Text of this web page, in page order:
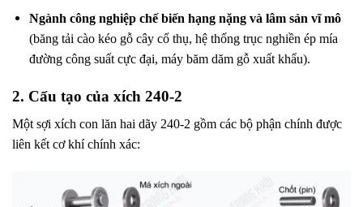
Ngành công nghiệp chế biến hạng nặng và lâm sản vĩ mô
(băng tải cào kéo gỗ cây cổ thụ, hệ thống trục nghiền ép mía
đường công suất cực đại, máy băm dăm gỗ xuất khẩu).
2. Cấu tạo của xích 240-2
Một sợi xích con lăn hai dãy 240-2 gồm các bộ phận chính được
liên kết cơ khí chính xác: